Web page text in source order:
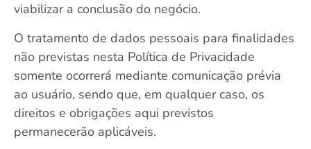
viabilizar a conclusão do negócio.
O tratamento de dados pessoais para finalidades
não previstas nesta Política de Privacidade
somente ocorrerá mediante comunicação prévia
ao usuário, sendo que, em qualquer caso, os
direitos e obrigações aqui previstos
permanecerão aplicáveis.